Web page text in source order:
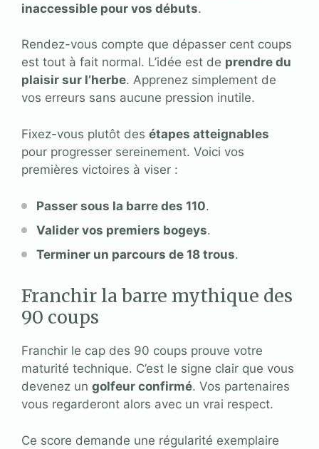
inaccessible pour vos débuts.
Rendez-vous compte que dépasser cent coups
est tout à fait normal. L’idée est de prendre du
plaisir sur l’herbe. Apprenez simplement de
vos erreurs sans aucune pression inutile.
Fixez-vous plutôt des étapes atteignables
pour progresser sereinement. Voici vos
premières victoires à viser :
Passer sous la barre des 110.
Valider vos premiers bogeys.
Terminer un parcours de 18 trous.
Franchir la barre mythique des
90 coups
Franchir le cap des 90 coups prouve votre
maturité technique. C’est le signe clair que vous
devenez un golfeur confirmé. Vos partenaires
vous regarderont alors avec un vrai respect.
Ce score demande une régularité exemplaire